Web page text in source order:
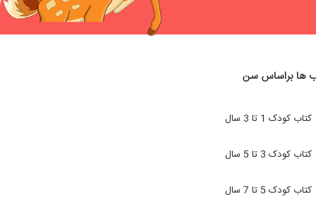
ها براساس سن
کتاب کودک 1 تا 3 سال
کتاب کودک 3 تا 5 سال
کتاب کودک 5 تا 7 سال